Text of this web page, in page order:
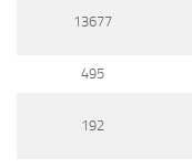
13677
495
192